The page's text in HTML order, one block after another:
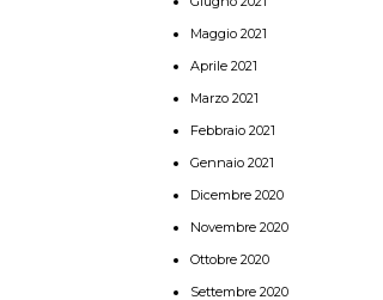
Maggio 2021
Aprile 2021
Marzo 2021
Febbraio 2021
Gennaio 2021
Dicembre 2020
Novembre 2020
Ottobre 2020
Settembre 2020